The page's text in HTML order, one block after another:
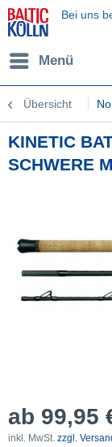
Bei uns
Menü
Übersicht
KINETIC
SCHWERE
ab 99,95
inkl. MwSt. zzgl.